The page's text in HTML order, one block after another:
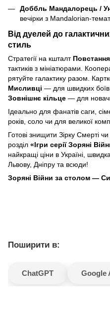
Доббль Мандалорець /
вечірки з Mandalorian-
Від дуелей до
стиль
Стратегії на кшталт Повстання
тактиків з мініатюрами.
рятуйте галактику разом.
Мисливці — для швидких
Зовнішнє кільце — для
Ідеально для фанатів саги,
років, соло чи для великої
Готові знищити Зірку Смерті
розділ «Ігри серії Зоряні
найкращі ціни в Україні,
Львову, Дніпру та всюди!
Зоряні Війни за столом —
Поширити в:
ChatGPT Google